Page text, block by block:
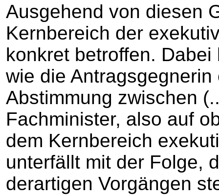
Ausgehend von diesen
Kernbereich der
konkret betroffen.
wie die
Abstimmung zwischen
Fachminister, also auf
dem Kernbereich
unterfällt mit der Folge,
derartigen Vorgängen